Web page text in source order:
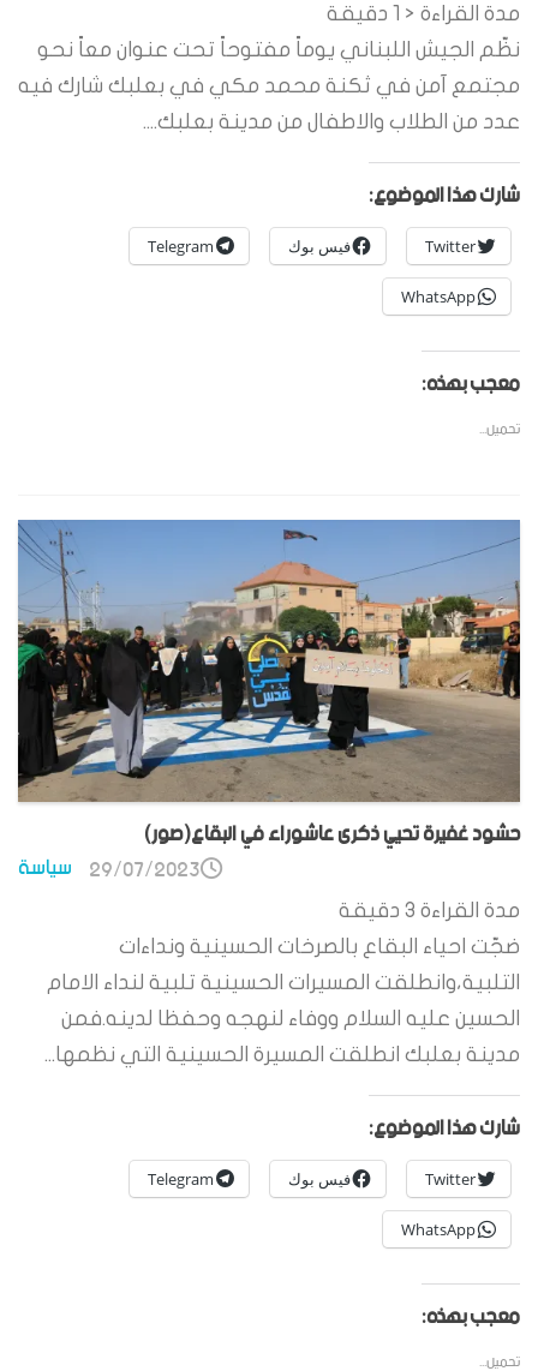
مدة القراءة < 1
دقيقة
نظّم الجيش اللبناني يوماً مفتوحاً تحت عنوان معاً نحو
مجتمع آمن في ثكنة محمد مكي في بعلبك شارك فيه
عدد من الطلاب والاطفال من مدينة بعلبك....
شارك هذا الموضوع:
Twitter فيس بوك Telegram
WhatsApp
معجب بهذه:
تحميل...
حشود غفيرة تحيي ذكرى عاشوراء في البقاع(صور)
سياسة 29/07/2023
مدة القراءة 3 دقيقة
ضجّت احياء البقاع بالصرخات الحسينية ونداءات
التلبية،وانطلقت المسيرات الحسينية تلبية لنداء الامام
الحسين عليه السلام ووفاء لنهجه وحفظا لدينه.فمن
مدينة بعلبك انطلقت المسيرة الحسينية التي نظمها...
شارك هذا الموضوع:
Twitter فيس بوك Telegram
WhatsApp
معجب بهذه:
تحميل...